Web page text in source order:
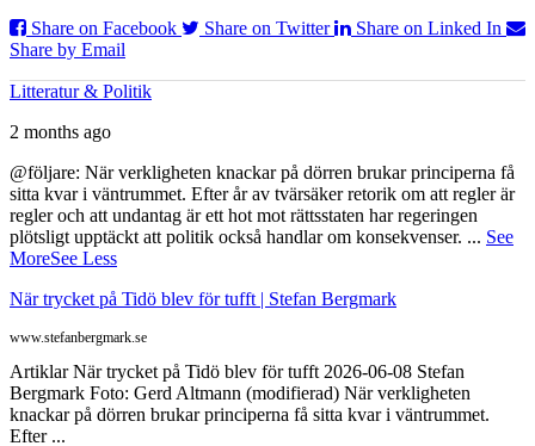
Share on Facebook
Share on Twitter
Share on Linked In
Share by Email
Litteratur & Politik
2 months ago
@följare: När verkligheten knackar på dörren brukar principerna få
sitta kvar i väntrummet. Efter år av tvärsäker retorik om att regler är
regler och att undantag är ett hot mot rättsstaten har regeringen
plötsligt upptäckt att politik också handlar om konsekvenser. ... See
MoreSee Less
När trycket på Tidö blev för tufft | Stefan Bergmark
www.stefanbergmark.se
Artiklar När trycket på Tidö blev för tufft 2026-06-08 Stefan
Bergmark Foto: Gerd Altmann (modifierad) När verkligheten
knackar på dörren brukar principerna få sitta kvar i väntrummet.
Efter ...